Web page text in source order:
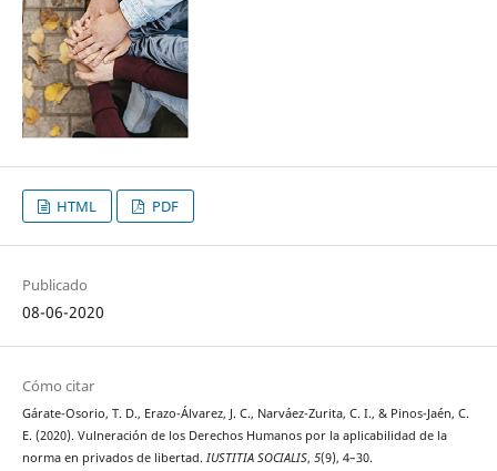
HTML PDF
Publicado
08-06-2020
Cómo citar
Gárate-Osorio, T. D., Erazo-Álvarez, J. C., Narváez-Zurita, C. I., & Pinos-Jaén, C.
E. (2020). Vulneración de los Derechos Humanos por la aplicabilidad de la
norma en privados de libertad. IUSTITIA SOCIALIS, 5(9), 4–30.